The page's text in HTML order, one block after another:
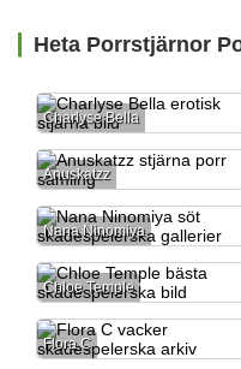
Heta Porrstjärnor
Charlyse Bella
Anuskatzz
Nana Ninomiya
Chloe Temple
Flora C